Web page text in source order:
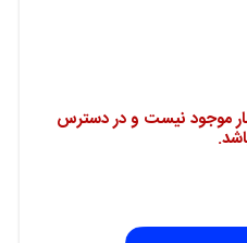
موجود نیست و در دسترس